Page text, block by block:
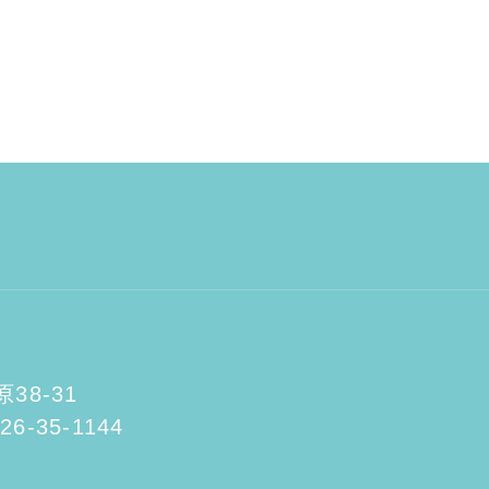
38-31
35-1144